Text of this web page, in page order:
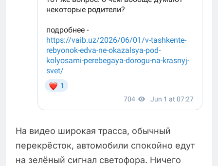
На видео широкая трасса, обычный
перекрёсток, автомобили спокойно едут
на зелёный сигнал светофора. Ничего